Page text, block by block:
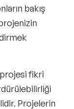
bakış
fikri
Projelerin